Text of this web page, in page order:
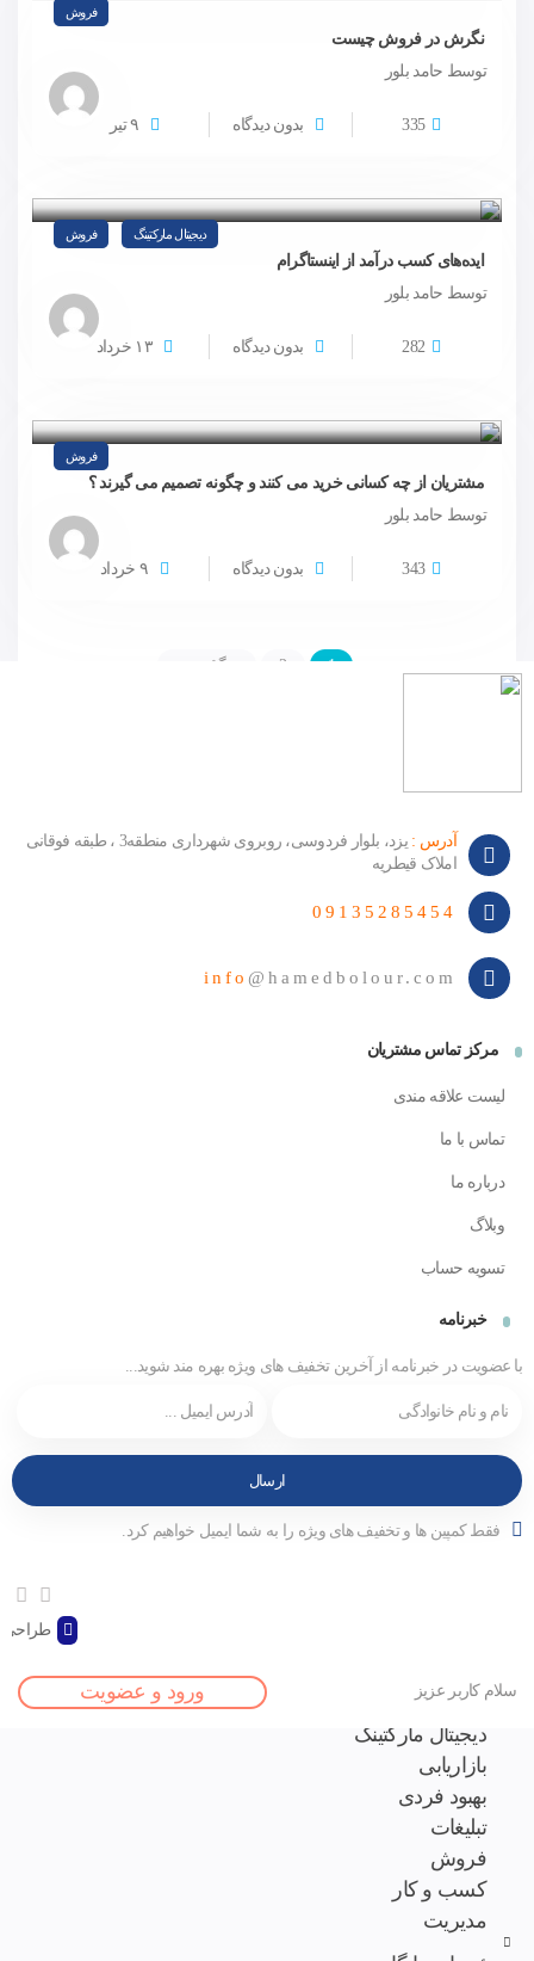
فروش
نگرش در فروش چیست
توسط حامد بلور
335 بدون دیدگاه ۹تیر
دیجیتال مارکتینگ فروش
ایده‌های کسب درآمد از اینستاگرام
توسط حامد بلور
282 بدون دیدگاه ۱۳ خرداد
فروش
مشتریان از چه کسانی خرید می کنند و چگونه تصمیم می گیرند ؟
توسط حامد بلور
343 بدون دیدگاه ۹ خرداد
1
2 برگهٔ بعد »
آدرس :
یزد، بلوار فردوسی، روبروی شهرداری منطقه3 ، طبقه فوقانی
املاک قیطریه
09135285454
info @hamedbolour.com
مرکز تماس مشتریان
لیست علاقه مندی
تماس با ما
درباره ما
وبلاگ
تسویه حساب
خبرنامه
با عضویت در خبرنامه از آخرین تخفیف های ویژه بهره مند شوید...
فقط کمپین ها و تخفیف های ویژه را به شما ایمیل خواهیم کرد.
طراحی
سلام کاربر عزیز ورود و عضویت
مقالات
دیجیتال مارکتینگ
بازاریابی
بهبود فردی
تبلیغات
فروش
کسب و کار
مدیریت